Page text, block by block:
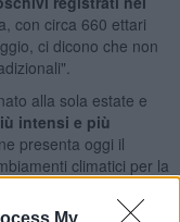
My
con circa 660 ettari
ci dicono che non
alla sola estate e
intensi e più
presenta oggi il
climatici per la
lavoro che